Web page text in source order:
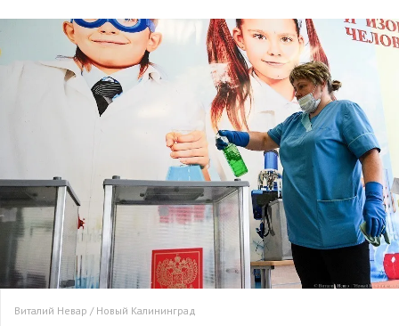
Виталий Невар / Новый Калининград